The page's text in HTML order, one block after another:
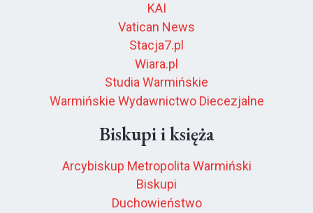
KAI
Vatican News
Stacja7.pl
Wiara.pl
Studia Warmińskie
Warmińskie Wydawnictwo Diecezjalne
Biskupi i księża
Arcybiskup Metropolita Warmiński
Biskupi
Duchowieństwo